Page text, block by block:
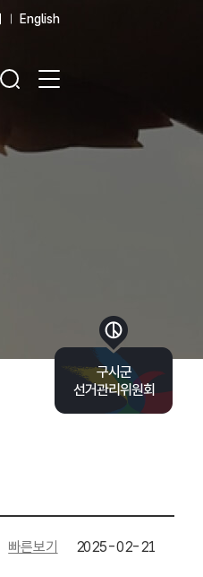
English
빠른보기 2025-02-21
구시군
선거관리위원회
바로가기 목록 열기